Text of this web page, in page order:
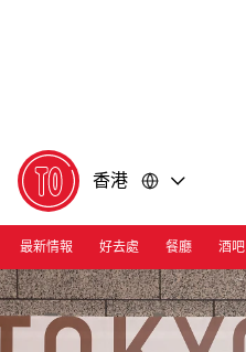
香港
最新情報 好去處 餐廳 酒吧